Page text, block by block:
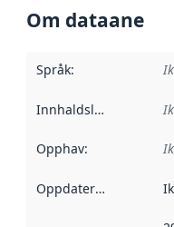
Om dataane
Språk:
Innhaldsleverandørar :
Opphav:
Oppdateringsfrekvens